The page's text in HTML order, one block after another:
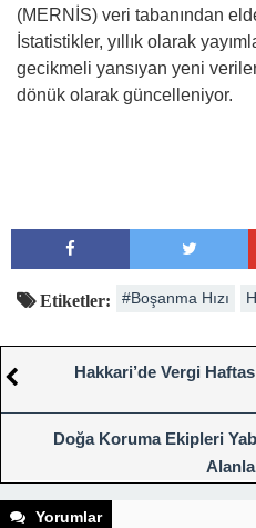
(MERNİS) veri tabanından
İstatistikler, yıllık olarak
gecikmeli yansıyan yeni
dönük olarak güncelleniyor.
Etiketler: #Boşanma Hızı
Hakkari’de Vergi
Doğa Koruma Ekipleri
Yorumlar